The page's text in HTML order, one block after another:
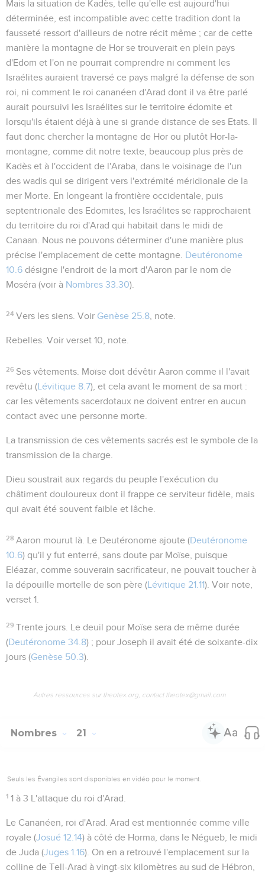
Mais la situation de Kadès, telle qu'elle est aujourd'hui
déterminée, est incompatible avec cette tradition dont la
fausseté ressort d'ailleurs de notre récit même ; car de cette
manière la montagne de Hor se trouverait en plein pays
d'Edom et l'on ne pourrait comprendre ni comment les
Israélites auraient traversé ce pays malgré la défense de son
roi, ni comment le roi cananéen d'Arad dont il va être parlé
aurait poursuivi les Israélites sur le territoire édomite et
lorsqu'ils étaient déjà à une si grande distance de ses Etats. Il
faut donc chercher la montagne de Hor ou plutôt Hor-la-
montagne , comme dit notre texte, beaucoup plus près de
Kadès et à l'occident de l'Araba, dans le voisinage de l'un
des wadis qui se dirigent vers l'extrémité méridionale de la
mer Morte. En longeant la frontière occidentale, puis
septentrionale des Edomites, les Israélites se rapprochaient
du territoire du roi d'Arad qui habitait dans le midi de
Canaan. Nous ne pouvons déterminer d'une manière plus
précise l'emplacement de cette montagne. Deutéronome
10.6 désigne l'endroit de la mort d'Aaron par le nom de
Moséra (voir à Nombres 33.30).
24 Vers les siens . Voir Genèse 25.8 , note.
Rebelles . Voir verset 10, note.
26 Ses vêtements . Moïse doit dévêtir Aaron comme il l'avait
revêtu (Lévitique 8.7), et cela avant le moment de sa mort :
car les vêtements sacerdotaux ne doivent entrer en aucun
contact avec une personne morte.
La transmission de ces vêtements sacrés est le symbole de la
transmission de la charge.
Dieu soustrait aux regards du peuple l'exécution du
châtiment douloureux dont il frappe ce serviteur fidèle, mais
qui avait été souvent faible et lâche.
28 Aaron mourut là . Le Deutéronome ajoute (Deutéronome
10.6) qu'il y fut enterré, sans doute par Moïse, puisque
Eléazar, comme souverain sacrificateur, ne pouvait toucher à
la dépouille mortelle de son père (Lévitique 21.11). Voir note,
verset 1.
29 Trente jours . Le deuil pour Moïse sera de même durée
(Deutéronome 34.8) ; pour Joseph il avait été de soixante-dix
jours (Genèse 50.3).
Autres ressources sur theotex.org, contact theotex@gmail.com
Nombres 21
Seuls les Évangiles sont disponibles en vidéo pour le moment.
1 1 à 3 L'attaque du roi d'Arad.
Le Cananéen, roi d'Arad . Arad est mentionnée comme ville
royale (Josué 12.14) à côté de Horma, dans le Négueb , le midi
de Juda (Juges 1.16). On en a retrouvé l'emplacement sur la
colline de Tell-Arad à vingt-six kilomètres au sud de Hébron,